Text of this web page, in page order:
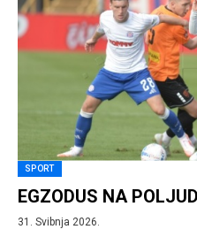
SPORT
EGZODUS NA
31. Svibnja 2026.